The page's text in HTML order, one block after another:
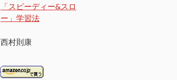
「スピーディー&スロ
ー」学習法
西村則康